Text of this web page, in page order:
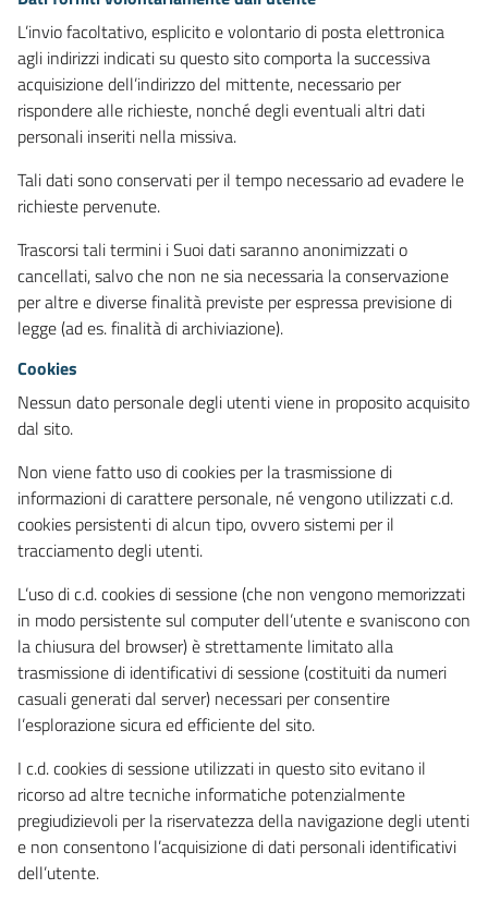
L’invio facoltativo, esplicito e volontario di posta elettronica
agli indirizzi indicati su questo sito comporta la successiva
acquisizione dell’indirizzo del mittente, necessario per
rispondere alle richieste, nonché degli eventuali altri dati
personali inseriti nella missiva.
Tali dati sono conservati per il tempo necessario ad evadere le
richieste pervenute.
Trascorsi tali termini i Suoi dati saranno anonimizzati o
cancellati, salvo che non ne sia necessaria la conservazione
per altre e diverse finalità previste per espressa previsione di
legge (ad es. finalità di archiviazione).
Cookies
Nessun dato personale degli utenti viene in proposito acquisito
dal sito.
Non viene fatto uso di cookies per la trasmissione di
informazioni di carattere personale, né vengono utilizzati c.d.
cookies persistenti di alcun tipo, ovvero sistemi per il
tracciamento degli utenti.
L’uso di c.d. cookies di sessione (che non vengono memorizzati
in modo persistente sul computer dell’utente e svaniscono con
la chiusura del browser) è strettamente limitato alla
trasmissione di identificativi di sessione (costituiti da numeri
casuali generati dal server) necessari per consentire
l’esplorazione sicura ed efficiente del sito.
I c.d. cookies di sessione utilizzati in questo sito evitano il
ricorso ad altre tecniche informatiche potenzialmente
pregiudizievoli per la riservatezza della navigazione degli utenti
e non consentono l’acquisizione di dati personali identificativi
dell’utente.